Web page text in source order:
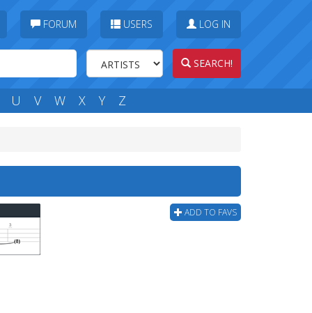
FORUM USERS LOG IN
SEARCH!
U V W X Y Z
ADD TO FAVS